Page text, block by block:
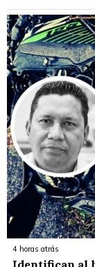
4 horas atrás